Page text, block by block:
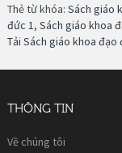
Thẻ từ khóa: Sách giáo
đức 1, Sách giáo khoa
Tải Sách giáo khoa đạo
THÔNG TIN
Về chúng tôi